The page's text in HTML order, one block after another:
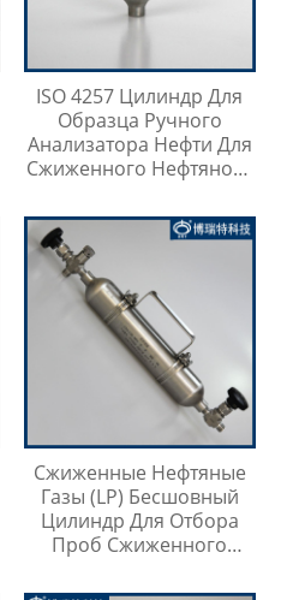
ISO 4257 Цилиндр Для
Образца Ручного
Анализатора Нефти Для
Сжиженного Нефтяного
Сжиженные Нефтяные
Газы (LP) Бесшовный
Цилиндр Для Отбора
Проб Сжиженного